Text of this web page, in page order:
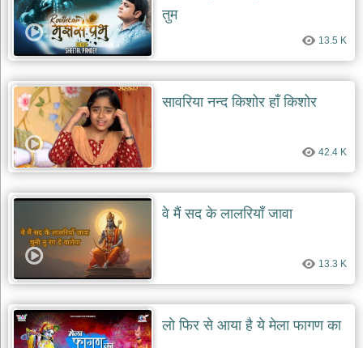
तुम
13.5 K
सावरिया नन्द किशोर हाँ किशोर
42.4 K
वे मैं सद के लालरियाँ जावा
13.3 K
लो फिर से आया है ये मेला फागण का